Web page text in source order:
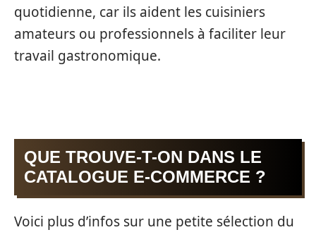
quotidienne, car ils aident les cuisiniers
amateurs ou professionnels à faciliter leur
travail gastronomique.
QUE TROUVE-T-ON DANS LE
CATALOGUE E-COMMERCE ?
Voici plus d’infos sur une petite sélection du